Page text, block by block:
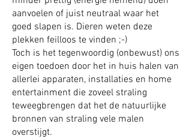
aanvoelen of juist neutraal waar het
goed slapen is. Dieren weten deze
plekken feilloos te vinden ;-)
Toch is het tegenwoordig (onbewust) ons
eigen toedoen door het in huis halen van
allerlei apparaten, installaties en home
entertainment die zoveel straling
teweegbrengen dat het de natuurlijke
bronnen van straling vele malen
overstijgt.